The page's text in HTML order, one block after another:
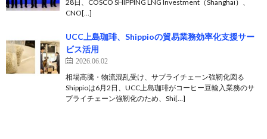
28日、COSCO SHIPPING LNG Investment（Shanghai）、
CNO[…]
UCC上島珈琲、Shippioの貿易業務効率化支援サー
ビス活用
2026.06.02
相場高騰・物流混乱受け、サプライチェーン強靭化図る
Shippioは6月2日、UCC上島珈琲がコーヒー豆輸入業務のサ
プライチェーン強靭化のため、Shi[…]